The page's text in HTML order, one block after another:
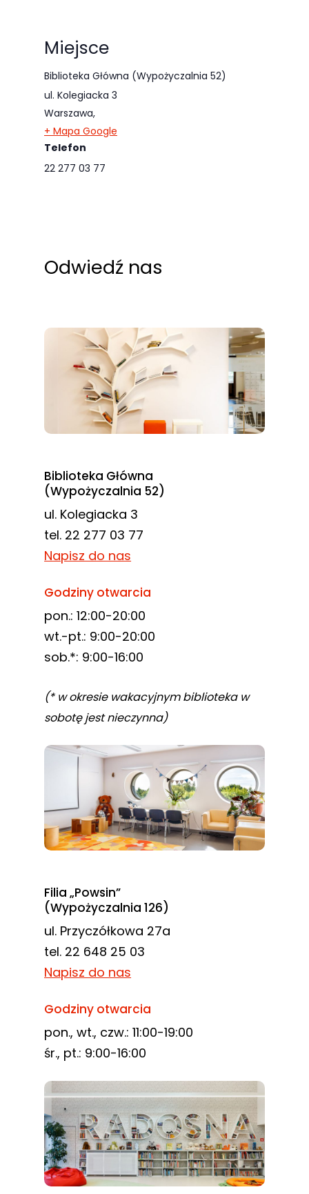
Miejsce
Biblioteka Główna (Wypożyczalnia 52)
ul. Kolegiacka 3
Warszawa,
+ Mapa Google
Telefon
22 277 03 77
Odwiedź nas
Biblioteka Główna
(Wypożyczalnia 52)
ul. Kolegiacka 3
tel. 22 277 03 77
Napisz do nas
Godziny otwarcia
pon.: 12:00-20:00
wt.-pt.: 9:00-20:00
sob.*: 9:00-16:00
(* w okresie wakacyjnym biblioteka w
sobotę jest nieczynna)
Filia „Powsin”
(Wypożyczalnia 126)
ul. Przyczółkowa 27a
tel. 22 648 25 03
Napisz do nas
Godziny otwarcia
pon., wt., czw.: 11:00-19:00
śr., pt.: 9:00-16:00